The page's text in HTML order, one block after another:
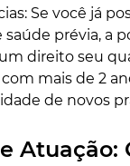
Se você já
saúde prévia, a
um direito seu
mais de 2
de novos
Atuação: